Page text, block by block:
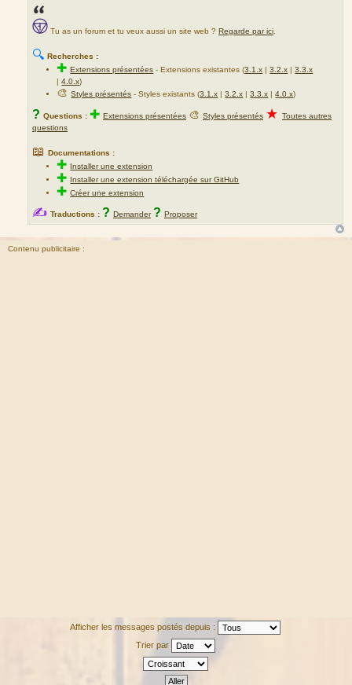
s
s
a Tu as un forum et tu veux aussi un site web ? Regarde par ici.
🔍 Recherches :
✚Extensions présentées - Extensions existantes (3.1.x |3.2.x |3.3.x
|4.0.x)
🎨Styles présentés - Styles existants (3.1.x |3.2.x |3.3.x |4.0.x)
? Questions : ✚ Extensions présentées 🎨 Styles présentés ★ Toutes autres
questions
📖 Documentations :
✚ Installer une extension
✚ Installer une extension téléchargée sur GitHub
✚Créer une extension
✍ Traductions : ? Demander ? Proposer
Contenu publicitaire :
Afficher les messages postés depuis :
Trier par